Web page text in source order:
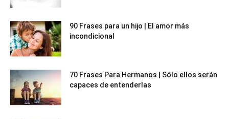
90 Frases para un hijo | El amor más
incondicional
70 Frases Para Hermanos | Sólo ellos serán
capaces de entenderlas